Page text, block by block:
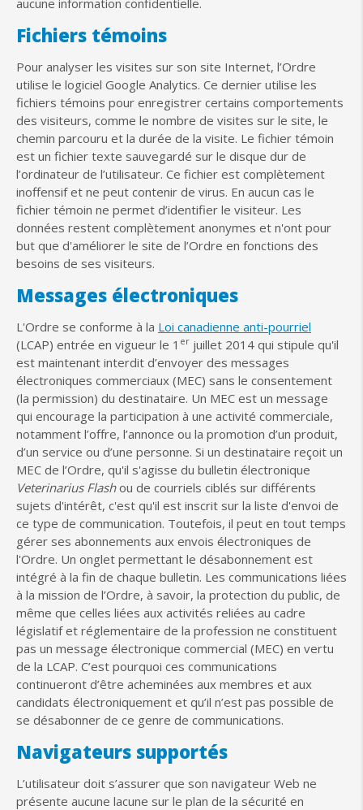
aucune information confidentielle.
Fichiers témoins
Pour analyser les visites sur son site Internet, l’Ordre
utilise le logiciel Google Analytics. Ce dernier utilise les
fichiers témoins pour enregistrer certains comportements
des visiteurs, comme le nombre de visites sur le site, le
chemin parcouru et la durée de la visite. Le fichier témoin
est un fichier texte sauvegardé sur le disque dur de
l’ordinateur de l’utilisateur. Ce fichier est complètement
inoffensif et ne peut contenir de virus. En aucun cas le
fichier témoin ne permet d’identifier le visiteur. Les
données restent complètement anonymes et n'ont pour
but que d'améliorer le site de l’Ordre en fonctions des
besoins de ses visiteurs.
Messages électroniques
L'Ordre se conforme à la Loi canadienne anti-pourriel
(LCAP) entrée en vigueur le 1 er juillet 2014 qui stipule qu'il
est maintenant interdit d’envoyer des messages
électroniques commerciaux (MEC) sans le consentement
(la permission) du destinataire. Un MEC est un message
qui encourage la participation à une activité commerciale,
notamment l’offre, l’annonce ou la promotion d’un produit,
d’un service ou d’une personne. Si un destinataire reçoit un
MEC de l’Ordre, qu'il s'agisse du bulletin électronique
Veterinarius Flashou de courriels ciblés sur différents
sujets d'intérêt, c'est qu'il est inscrit sur la liste d'envoi de
ce type de communication. Toutefois, il peut en tout temps
gérer ses abonnements aux envois électroniques de
l'Ordre. Un onglet permettant le désabonnement est
intégré à la fin de chaque bulletin. Les communications liées
à la mission de l’Ordre, à savoir, la protection du public, de
même que celles liées aux activités reliées au cadre
législatif et réglementaire de la profession ne constituent
pas un message électronique commercial (MEC) en vertu
de la LCAP. C’est pourquoi ces communications
continueront d’être acheminées aux membres et aux
candidats électroniquement et qu’il n’est pas possible de
se désabonner de ce genre de communications.
Navigateurs supportés
L’utilisateur doit s’assurer que son navigateur Web ne
présente aucune lacune sur le plan de la sécurité en